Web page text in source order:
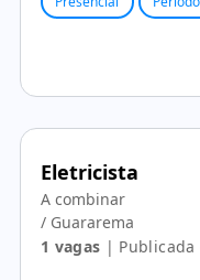
Eletricista
A combinar
/ Guararema
1 vagas |